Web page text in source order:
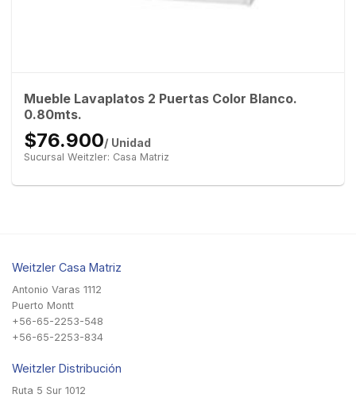
Mueble Lavaplatos 2 Puertas Color Blanco.
0.80mts.
$76.900/ Unidad
Sucursal Weitzler: Casa Matriz
Weitzler Casa Matriz
Antonio Varas 1112
Puerto Montt
+56-65-2253-548
+56-65-2253-834
Weitzler Distribución
Ruta 5 Sur 1012